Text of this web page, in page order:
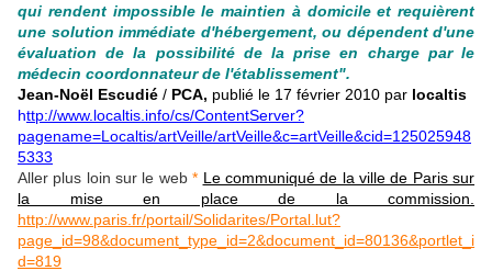
qui rendent impossible le maintien à domicile et requièrent
une solution immédiate d'hébergement, ou dépendent d'une
évaluation de la possibilité de la prise en charge par le
médecin coordonnateur de l'établissement".
Jean-Noël Escudié / PCA, publié le 17 février 2010 par localtis
http://www.localtis.info/cs/ContentServer?
pagename=Localtis/artVeille/artVeille&c=artVeille&cid=125025948
5333
Aller plus loin sur le web* Le communiqué de la ville de Paris sur
la mise en place de la commission.
http://www.paris.fr/portail/Solidarites/Portal.lut?
page_id=98&document_type_id=2&document_id=80136&portlet_i
d=819